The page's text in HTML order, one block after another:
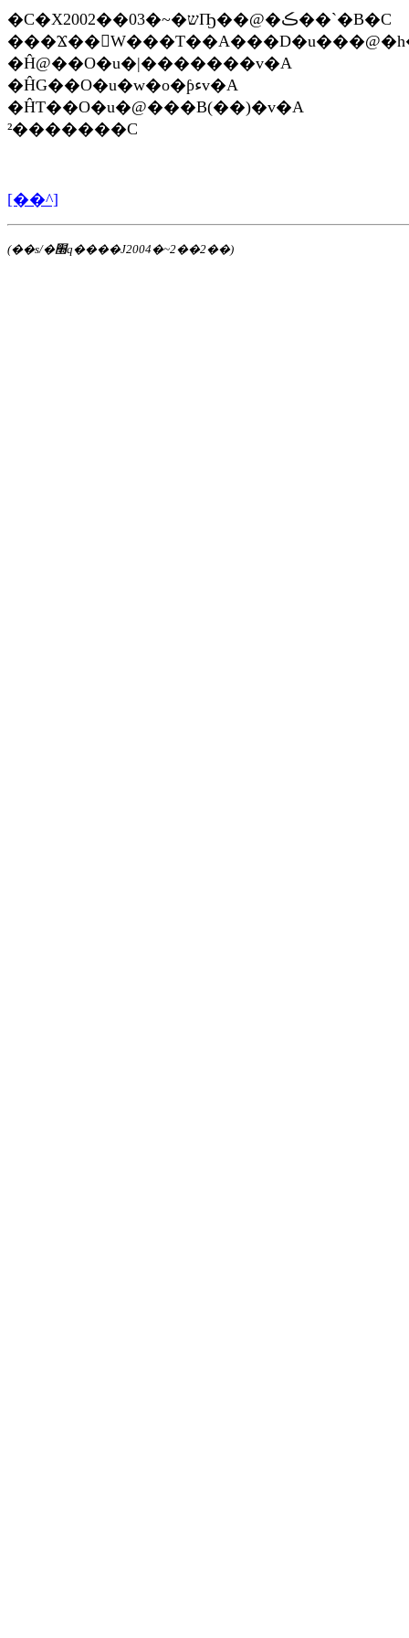
�C�X2002��03�~�שҦ��@�ڪ��`�B�C
�Ĥ@��O�u�|�������v�A
�ĤG��O�u�w�o�ƥءv�A
�ĤT��O�u�@���B(��)�v�A
²�������C
[��^]
(��s/�׭q����J2004�~2��2��)